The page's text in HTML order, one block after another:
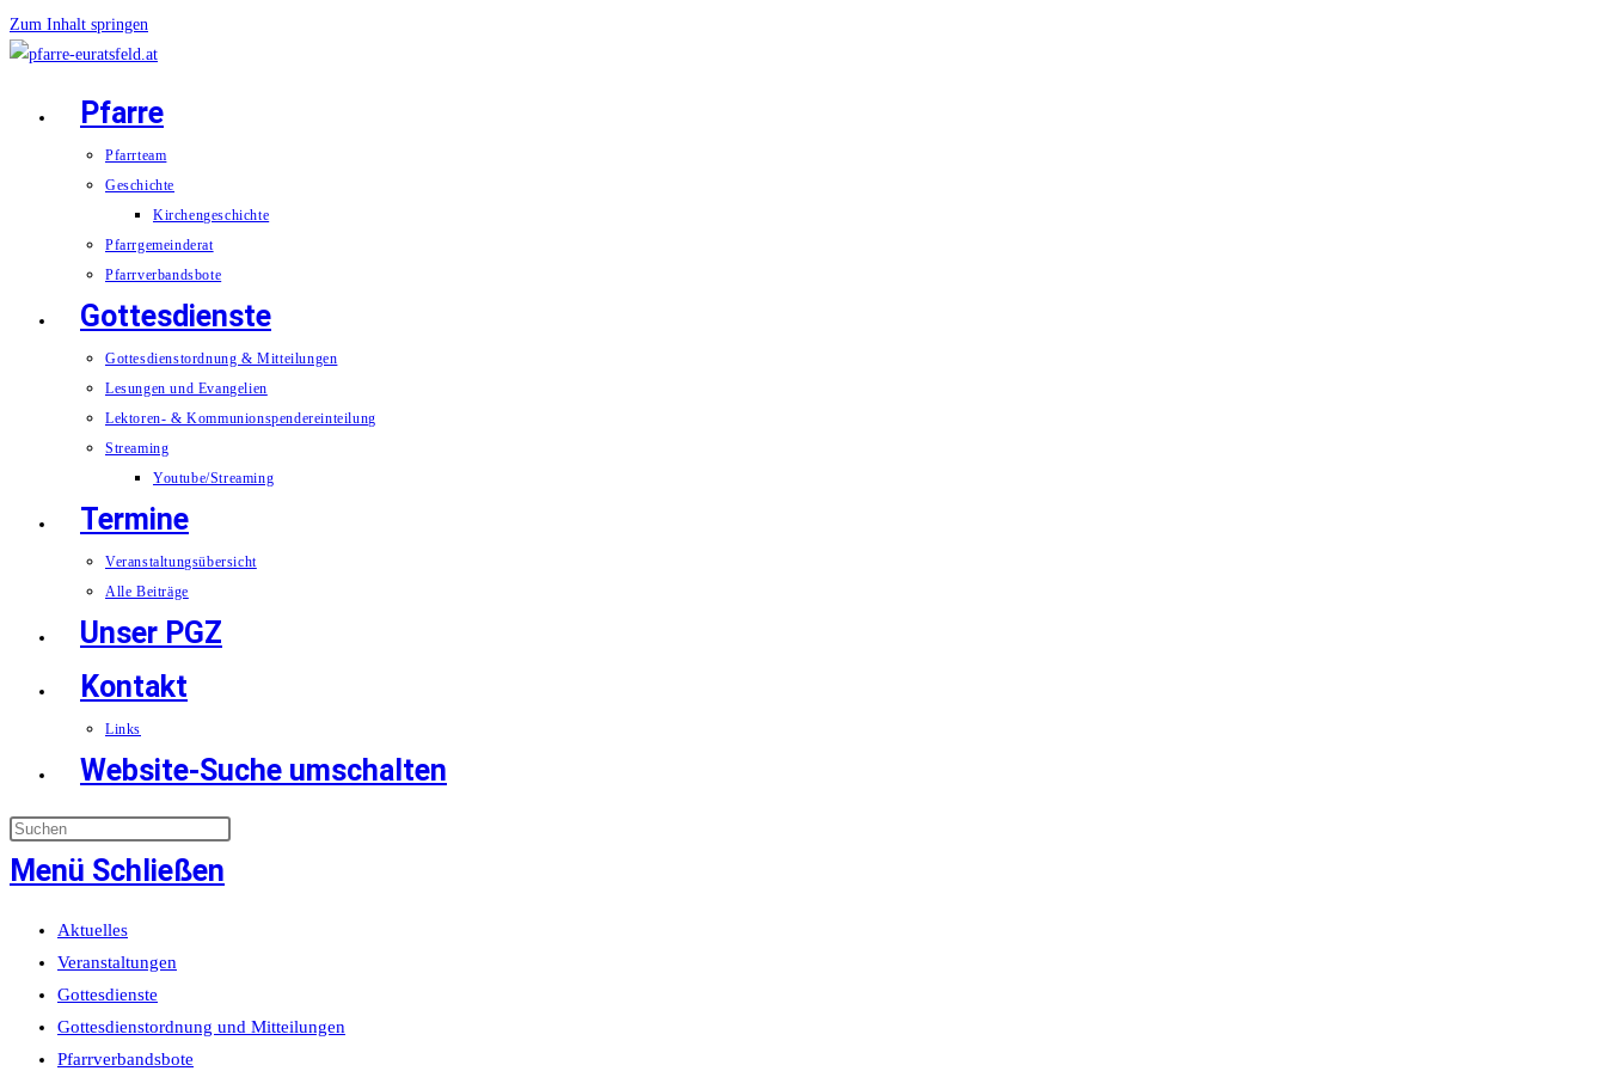
Zum Inhalt springen
Pfarre
Pfarrteam
Geschichte
Kirchengeschichte
Pfarrgemeinderat
Pfarrverbandsbote
Gottesdienste
Gottesdienstordnung & Mitteilungen
Lesungen und Evangelien
Lektoren- & Kommunionspendereinteilung
Streaming
Youtube/Streaming
Termine
Veranstaltungsübersicht
Alle Beiträge
Unser PGZ
Kontakt
Links
Website-Suche umschalten
Menü Schließen
Aktuelles
Veranstaltungen
Gottesdienste
Gottesdienstordnung und Mitteilungen
Pfarrverbandsbote